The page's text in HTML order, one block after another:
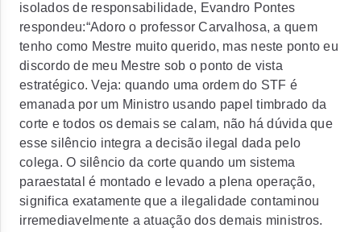
isolados de responsabilidade, Evandro Pontes
respondeu:“Adoro o professor Carvalhosa, a quem
tenho como Mestre muito querido, mas neste ponto eu
discordo de meu Mestre sob o ponto de vista
estratégico. Veja: quando uma ordem do STF é
emanada por um Ministro usando papel timbrado da
corte e todos os demais se calam, não há dúvida que
esse silêncio integra a decisão ilegal dada pelo
colega. O silêncio da corte quando um sistema
paraestatal é montado e levado a plena operação,
significa exatamente que a ilegalidade contaminou
irremediavelmente a atuação dos demais ministros.